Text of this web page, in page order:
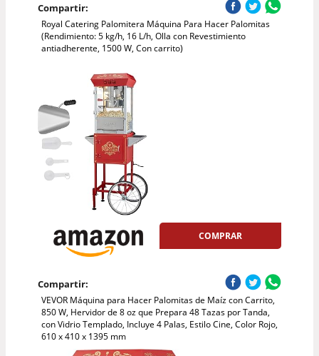
Compartir:
Royal Catering Palomitera Máquina Para Hacer Palomitas
(Rendimiento: 5 kg/h, 16 L/h, Olla con Revestimiento
antiadherente, 1500 W, Con carrito)
COMPRAR
Compartir:
VEVOR Máquina para Hacer Palomitas de Maíz con Carrito,
850 W, Hervidor de 8 oz que Prepara 48 Tazas por Tanda,
con Vidrio Templado, Incluye 4 Palas, Estilo Cine, Color Rojo,
610 x 410 x 1395 mm